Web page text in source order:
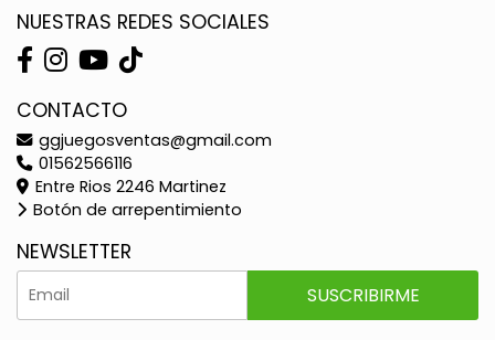
NUESTRAS REDES SOCIALES
CONTACTO
ggjuegosventas@gmail.com
01562566116
Entre Rios 2246 Martinez
Botón de arrepentimiento
NEWSLETTER
SUSCRIBIRME